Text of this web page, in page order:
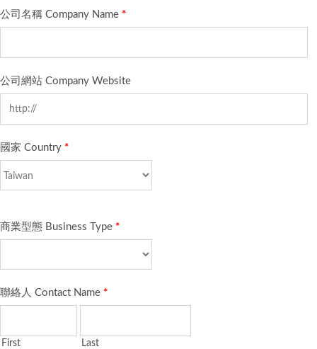
公司名稱 Company Name *
公司網站 Company Website
國家 Country *
商業型態 Business Type *
聯絡人 Contact Name *
First Last